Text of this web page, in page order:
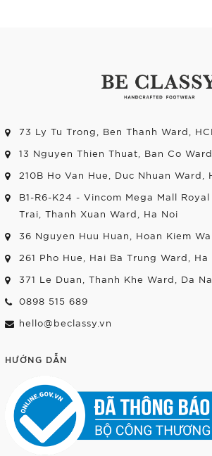
73 Ly Tu Trong, Ben Thanh Ward,
13 Nguyen Thien Thuat, Ban Co
210B Ho Van Hue, Duc Nhuan Ward,
B1-R6-K24 - Vincom Mega Mall
Trai, Thanh Xuan Ward, Ha Noi
36 Nguyen Huu Huan, Hoan Kiem
261 Pho Hue, Hai Ba Trung Ward, Ha
371 Le Duan, Thanh Khe Ward, Da
0898 515 689
hello@beclassy.vn
HƯỚNG DẪN